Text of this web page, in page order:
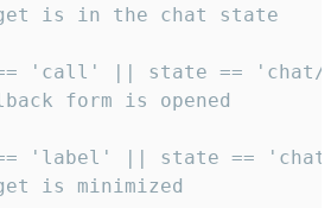
is in the chat state
'call' || state ==
form is opened
'label' || state ==
is minimized